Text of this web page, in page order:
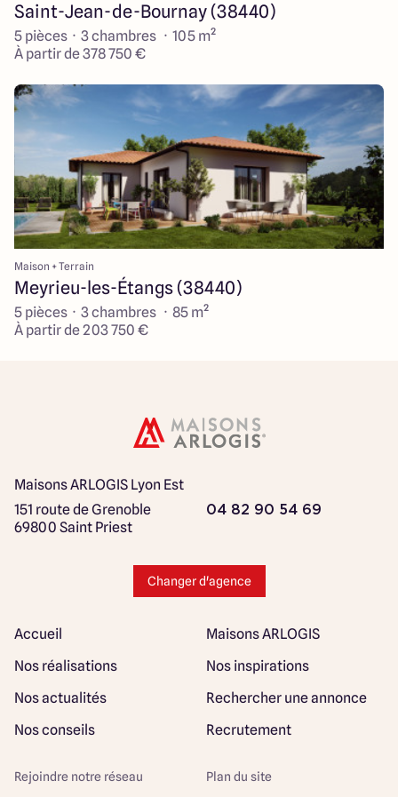
Saint-Jean-de-Bournay (38440)
5 pièces · 3 chambres · 105 m²
À partir de 378 750 €
Maison + Terrain
Meyrieu-les-Étangs (38440)
5 pièces · 3 chambres · 85 m²
À partir de 203 750 €
Maisons ARLOGIS Lyon Est
151 route de Grenoble
69800 Saint Priest
04 82 90 54 69
Changer d'agence
Accueil
Maisons ARLOGIS
Nos réalisations
Nos inspirations
Nos actualités
Rechercher une annonce
Nos conseils
Recrutement
Rejoindre notre réseau Plan du site